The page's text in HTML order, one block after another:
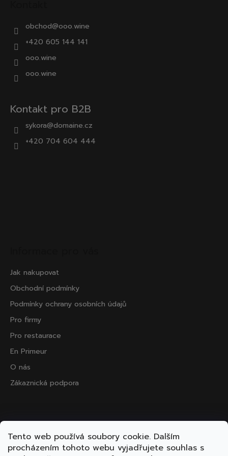
Tento web používá soubory cookie. Dalším
procházením tohoto webu vyjadřujete souhlas s
obchod@ooo.wine
+420 605 144 141
ooo.wine
ooo.wine
Kontakt pro B2B
sykora@domaine.cz
+420 704 604 444
Jak nakupovat
Obchodní podmínky
Podmínky ochrany osobních údajů
Pro firmy
Pro restaurace
En Primeur
O nás
Zákaznická podpora
Přijímáme online platby